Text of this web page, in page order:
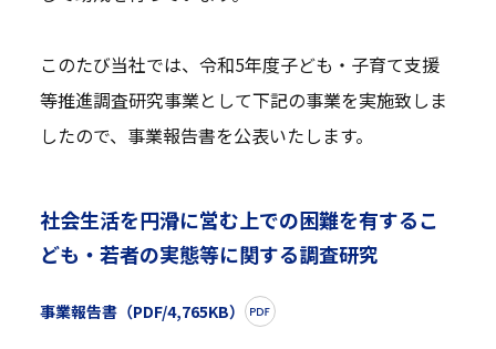
このたび当社では、令和5年度子ども・子育て支援
等推進調査研究事業として下記の事業を実施致しま
したので、事業報告書を公表いたします。
社会生活を円滑に営む上での困難を有するこ
ども・若者の実態等に関する調査研究
事業報告書（PDF/4,765KB）